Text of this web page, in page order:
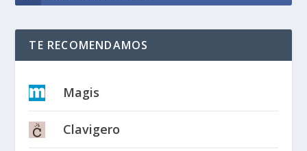
TE RECOMENDAMOS
Magis
Clavigero